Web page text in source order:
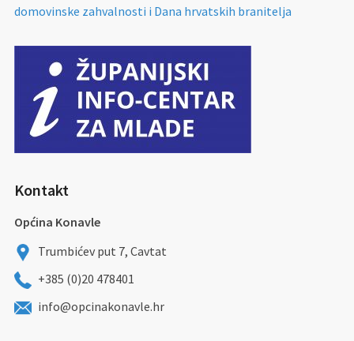
domovinske zahvalnosti i Dana hrvatskih branitelja
Kontakt
Općina Konavle
Trumbićev put 7, Cavtat
+385 (0)20 478401
info@opcinakonavle.hr